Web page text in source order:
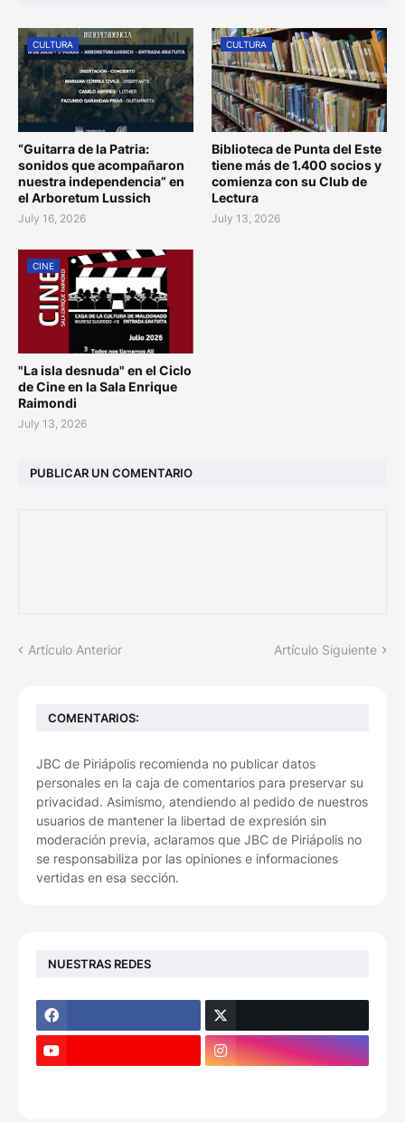
CULTURA
“Guitarra de la Patria:
sonidos que acompañaron
nuestra independencia” en
el Arboretum Lussich
July 16, 2026
CULTURA
Biblioteca de Punta del Este
tiene más de 1.400 socios y
comienza con su Club de
Lectura
July 13, 2026
CINE
"La isla desnuda" en el Ciclo
de Cine en la Sala Enrique
Raimondi
July 13, 2026
PUBLICAR UN COMENTARIO
Artículo Anterior Artículo Siguiente
COMENTARIOS:
JBC de Piriápolis recomienda no publicar datos
personales en la caja de comentarios para preservar su
privacidad. Asimismo, atendiendo al pedido de nuestros
usuarios de mantener la libertad de expresión sin
moderación previa, aclaramos que JBC de Piriápolis no
se responsabiliza por las opiniones e informaciones
vertidas en esa sección.
NUESTRAS REDES